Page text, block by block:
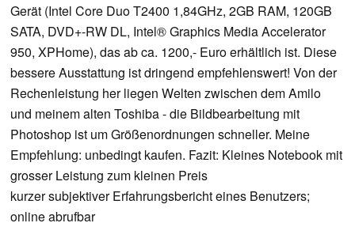
Gerät (Intel Core Duo T2400 1,84GHz, 2GB RAM, 120GB
SATA, DVD+-RW DL, Intel® Graphics Media Accelerator
950, XPHome), das ab ca. 1200,- Euro erhältlich ist. Diese
bessere Ausstattung ist dringend empfehlenswert! Von der
Rechenleistung her liegen Welten zwischen dem Amilo
und meinem alten Toshiba - die Bildbearbeitung mit
Photoshop ist um Größenordnungen schneller. Meine
Empfehlung: unbedingt kaufen. Fazit: Kleines Notebook mit
grosser Leistung zum kleinen Preis
kurzer subjektiver Erfahrungsbericht eines Benutzers;
online abrufbar